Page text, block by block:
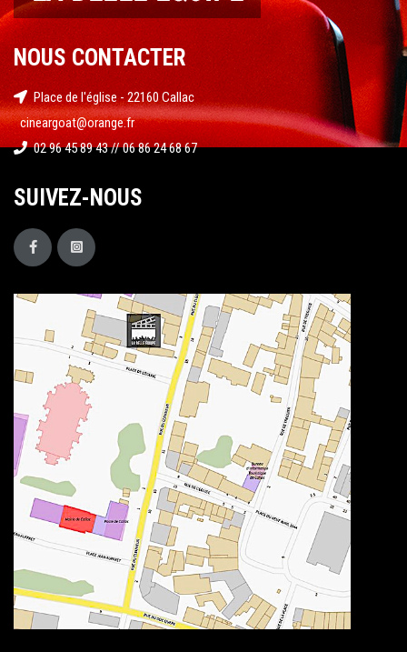
NOUS CONTACTER
Place de l'église - 22160 Callac
cineargoat@orange.fr
02 96 45 89 43 // 06 86 24 68 67
SUIVEZ-NOUS